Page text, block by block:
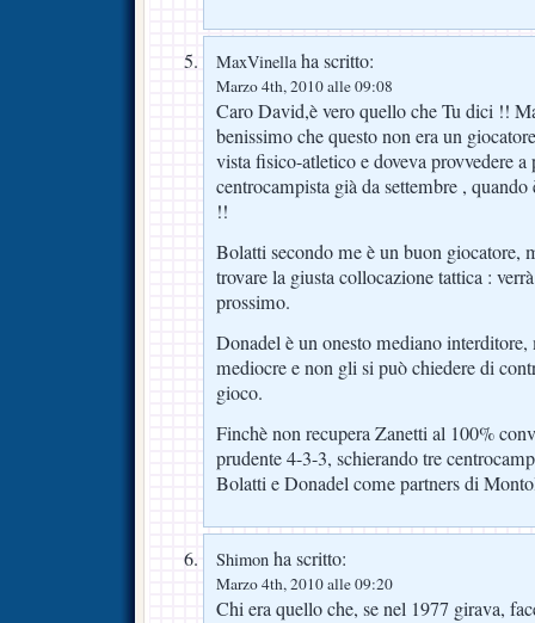
MaxVinellaha scritto:
Marzo 4th, 2010 alle 09:08
Caro David,è vero quello che Tu dici !!
benissimo che questo non era un
vista fisico-atletico e doveva provvedere a
centrocampista già da settembre ,
!!
Bolatti secondo me è un buon giocatore,
trovare la giusta collocazione tattica :
prossimo.
Donadel è un onesto mediano
mediocre e non gli si può chiedere di
gioco.
Finchè non recupera Zanetti al 100%
prudente 4-3-3, schierando tre
Bolatti e Donadel come partners di
Shimon ha scritto:
Marzo 4th, 2010 alle 09:20
Chi era quello che, se nel 1977 girava,